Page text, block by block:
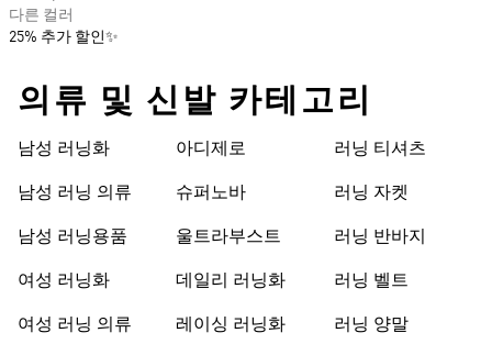
다른 컬러
25% 추가 할인✨
의류 및 신발 카테고리
남성 러닝화
남성 러닝 의류
남성 러닝용품
여성 러닝화
여성 러닝 의류
아디제로
슈퍼노바
울트라부스트
데일리 러닝화
레이싱 러닝화
러닝 티셔츠
러닝 자켓
러닝 반바지
러닝 벨트
러닝 양말